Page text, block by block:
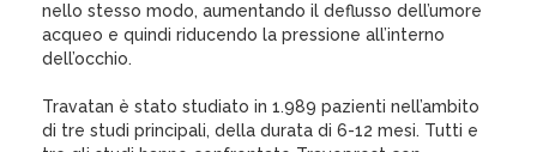
nello stesso modo, aumentando il deflusso dell’umore
acqueo e quindi riducendo la pressione all’interno
dell’occhio.
Travatan è stato studiato in 1.989 pazienti nell’ambito
di tre studi principali, della durata di 6-12 mesi. Tutti e